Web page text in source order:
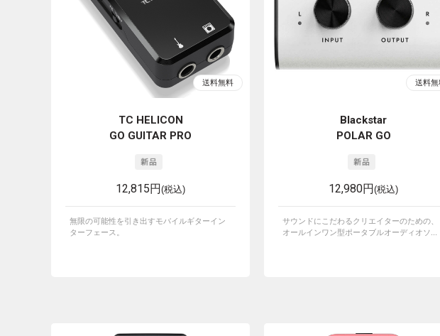
TC HELICON
GO GUITAR PRO
12,815円(税込)
無限の可能性を引き出すモバイルギターイン
ターフェース。
Blackstar
POLAR GO
12,980円(税込)
サウンドにこだわるクリエイターのための、
オールインワン型ポータブルオーディオソ...